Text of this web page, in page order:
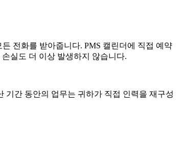
전화를 받아줍니다. PMS 캘린더에 직접 예약
실도 더 이상 발생하지 않습니다.
기간 동안의 업무는 귀하가 직접 인력을 재구성